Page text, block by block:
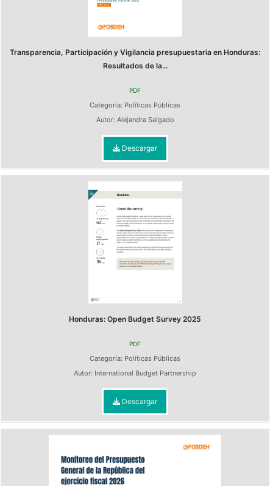
Transparencia, Participación y Vigilancia presupuestaria en Honduras:
Resultados de la...
PDF
Categoría: Políticas Públicas
Autor: Alejandra Salgado
Descargar
Honduras: Open Budget Survey 2025
PDF
Categoría: Políticas Públicas
Autor: International Budget Partnership
Descargar